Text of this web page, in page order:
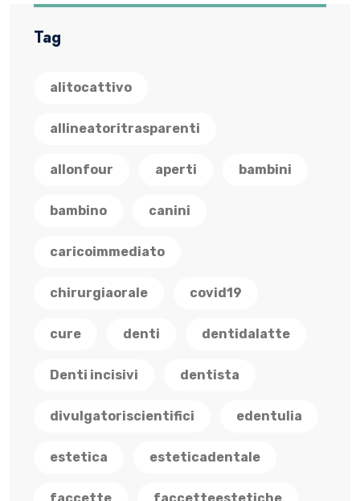
Tag
alitocattivo
allineatoritrasparenti
allonfour aperti bambini
bambino canini
caricoimmediato
chirurgiaorale covid19
cure denti dentidalatte
Denti incisivi dentista
divulgatoriscientifici edentulia
estetica esteticadentale